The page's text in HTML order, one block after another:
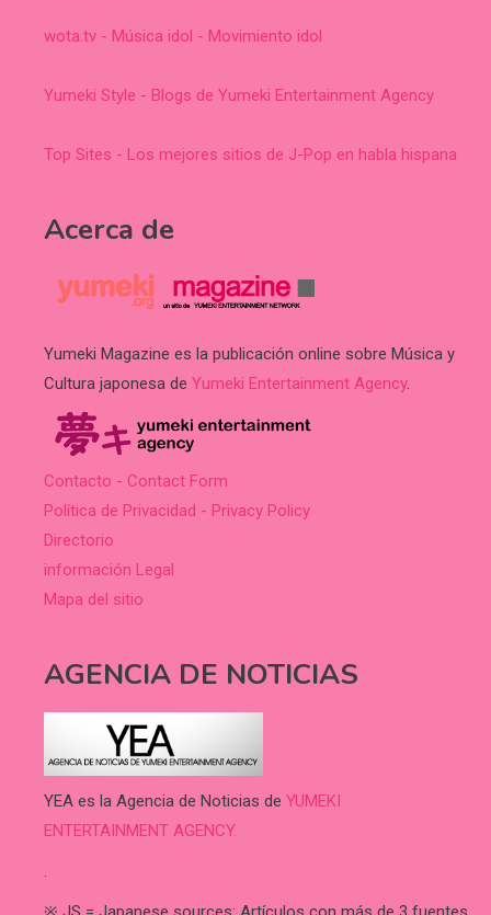
wota.tv - Música idol - Movimiento idol
Yumeki Style - Blogs de Yumeki Entertainment Agency
Top Sites - Los mejores sitios de J-Pop en habla hispana
Acerca de
Yumeki Magazine es la publicación online sobre Música y
Cultura japonesa de Yumeki Entertainment Agency.
Contacto - Contact Form
Política de Privacidad - Privacy Policy
Directorio
información Legal
Mapa del sitio
AGENCIA DE NOTICIAS
YEA es la Agencia de Noticias de YUMEKI
ENTERTAINMENT AGENCY.
.